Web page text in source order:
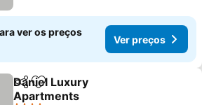
ver os preços
Ver preços
PartilharAdicionar aos favoritos
Daniel Luxury
Apartments